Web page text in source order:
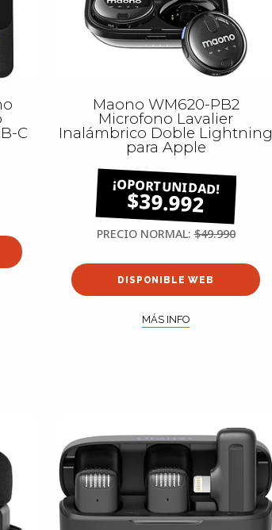
C
Maono WM620-PB2
Microfono Lavalier
Inalámbrico Doble Lightning
para Apple
$39.992
PRECIO NORMAL:$49.990
DISPONIBLE WEB
MÁS INFO